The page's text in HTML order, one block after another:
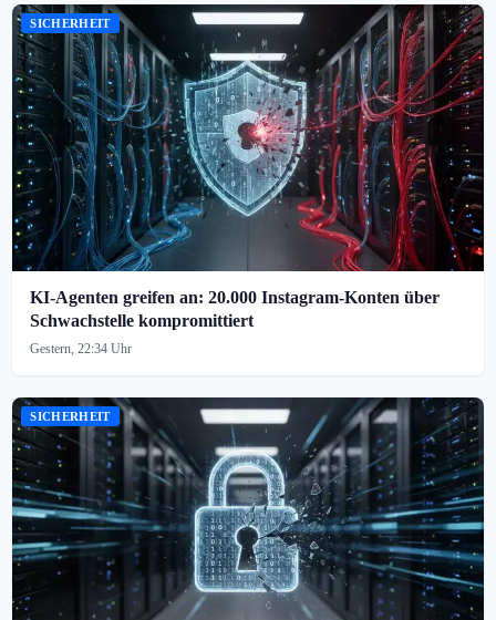
SICHERHEIT
KI-Agenten greifen an: 20.000 Instagram-Konten über
Schwachstelle kompromittiert
Gestern, 22:34 Uhr
SICHERHEIT